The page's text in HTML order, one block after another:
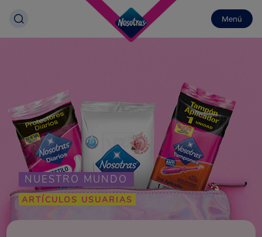
Menú
NUESTRO MUNDO
ARTÍCULOS USUARIAS